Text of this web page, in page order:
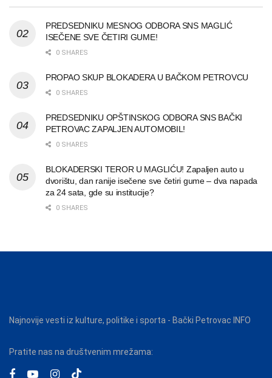
PREDSEDNIKU MESNOG ODBORA SNS MAGLIĆ
ISEČENE SVE ČETIRI GUME!
0 SHARES
PROPAO SKUP BLOKADERA U BAČKOM PETROVCU
0 SHARES
PREDSEDNIKU OPŠTINSKOG ODBORA SNS BAČKI
PETROVAC ZAPALJEN AUTOMOBIL!
0 SHARES
BLOKADERSKI TEROR U MAGLIĆU! Zapaljen auto u
dvorištu, dan ranije isečene sve četiri gume – dva napada
za 24 sata, gde su institucije?
0 SHARES
Najnovije vesti iz kulture, politike i sporta - Bački Petrovac INFO
Pratite nas na društvenim mrežama: